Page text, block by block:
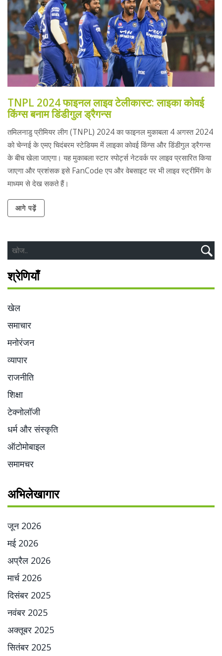
TNPL 2024 फाइनल लाइव टेलीकास्ट: लाइका कोवई
किंग्स बनाम डिंडीगुल ड्रैगन्स
तमिलनाडु प्रीमियर लीग (TNPL) 2024 का फाइनल मुकाबला 4 अगस्त 2024
को चेन्नई के एमए चिदंबरम स्टेडियम में लाइका कोवई किंग्स और डिंडीगुल ड्रैगन्स
के बीच खेला जाएगा। यह मुकाबला स्टार स्पोर्ट्स नेटवर्क पर लाइव प्रसारित किया
जाएगा और प्रशंसक इसे FanCode एप और वेबसाइट पर भी लाइव स्ट्रीमिंग के
माध्यम से देख सकते हैं।
आगे पढ़ें
श्रेणियाँ
खेल
समाचार
मनोरंजन
व्यापार
राजनीति
शिक्षा
टेक्नोलॉजी
धर्म और संस्कृति
ऑटोमोबाइल
समामचर
अभिलेखागार
जून 2026
मई 2026
अप्रैल 2026
मार्च 2026
दिसंबर 2025
नवंबर 2025
अक्तूबर 2025
सितंबर 2025